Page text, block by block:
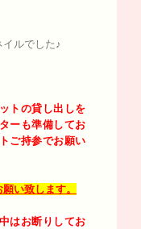
ルでした♪
トの貸し出しを
ーも準備してお
ご持参でお願い
い致します。
はお断りしてお